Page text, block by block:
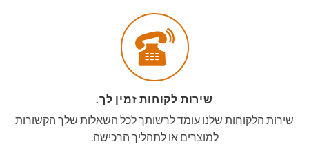
שירות לקוחות זמין לך.
שירות הלקוחות שלנו עומד לרשותך לכל השאלות שלך הקשורות
למוצרים או לתהליך הרכישה.